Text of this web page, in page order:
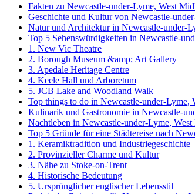
Fakten zu Newcastle-under-Lyme, West
Geschichte und Kultur von Newcastle-
Natur und Architektur in Newcastle-under-
Top 5 Sehenswürdigkeiten in Newcastle-
1. New Vic Theatre
2. Borough Museum &amp; Art Gallery
3. Apedale Heritage Centre
4. Keele Hall und Arboretum
5. JCB Lake and Woodland Walk
Top things to do in Newcastle-under-Lyme,
Kulinarik und Gastronomie in Newcastle-
Nachtleben in Newcastle-under-Lyme,
Top 5 Gründe für eine Städtereise nach
1. Keramiktradition und Industriegeschichte
2. Provinzieller Charme und Kultur
3. Nähe zu Stoke-on-Trent
4. Historische Bedeutung
5. Ursprünglicher englischer Lebensstil